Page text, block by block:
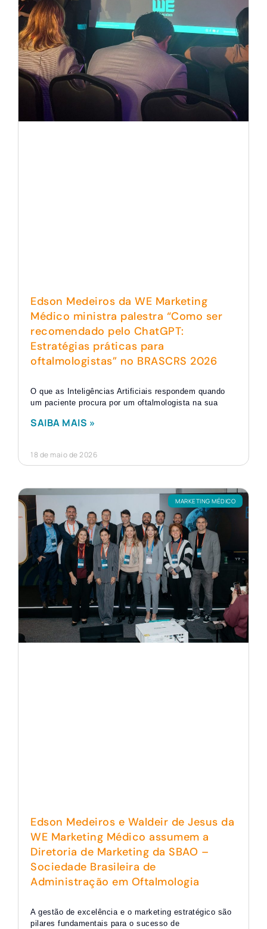
Edson Medeiros da WE Marketing
Médico ministra palestra “Como ser
recomendado pelo ChatGPT:
Estratégias práticas para
oftalmologistas” no BRASCRS 2026
O que as Inteligências Artificiais respondem quando
um paciente procura por um oftalmologista na sua
SAIBA MAIS »
18 de maio de 2026
MARKETING MÉDICO
Edson Medeiros e Waldeir de Jesus da
WE Marketing Médico assumem a
Diretoria de Marketing da SBAO –
Sociedade Brasileira de
Administração em Oftalmologia
A gestão de excelência e o marketing estratégico são
pilares fundamentais para o sucesso de